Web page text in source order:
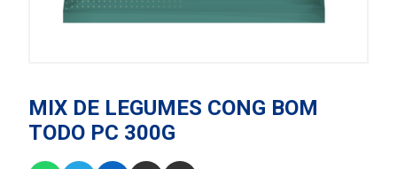
MIX DE LEGUMES CONG BOM
TODO PC 300G